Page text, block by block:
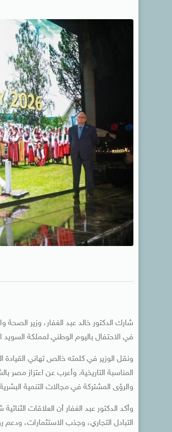
شارك الدكتور خالد عبد الغفار، وزير
في الاحتفال باليوم الوطني لمملكة
ونقل الوزير في كلمته خالص تهاني
المناسبة التاريخية. وأعرب عن اعتزاز مصر
والرؤى المشتركة في مجالات التنمية
وأكد الدكتور عبد الغفار أن العلاقات